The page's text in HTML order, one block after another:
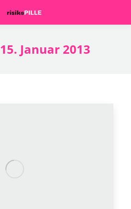
15. Januar 2013